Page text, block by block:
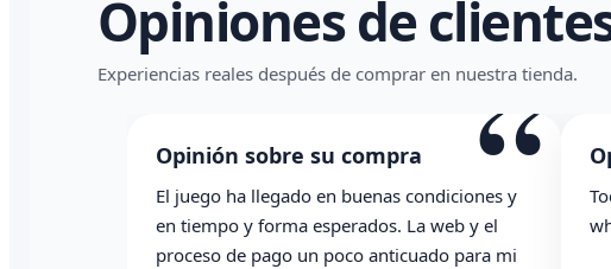
Opiniones de
Experiencias reales después de comprar en nuestra tienda.
“
Opinión sobre su compra
El juego ha llegado en buenas condiciones y
en tiempo y forma esperados. La web y el
proceso de pago un poco anticuado para mi